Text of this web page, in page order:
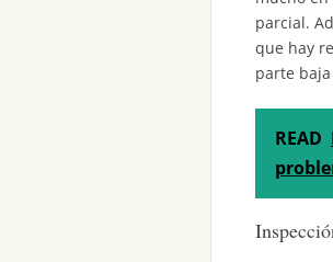
parcial.
que hay
parte
READ